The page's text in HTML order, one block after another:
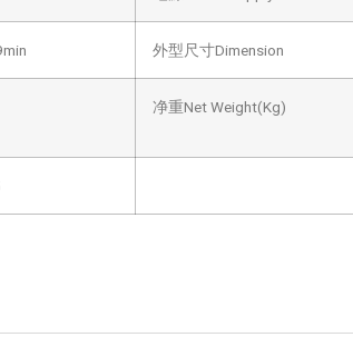
外型尺寸Dimension
净重Net Weight(Kg)